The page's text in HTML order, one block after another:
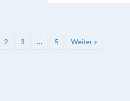
2 3 … 5 Weiter »